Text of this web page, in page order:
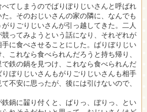
てしまうのでばりぼりじいさんと呼ばれ
。そのおじいさんの家の隣に、なんでも
りごりじいさんが引っ越してきた。二人
ってみようという話になり、それぞれが
に食べさせることにした。ばりぼりじい
これなら食べられんだろうと持ち帰り、
鉄の鍋を見つけ、これなら食べられんだ
ぼりじいさんもがりごりじいさんも相手
不安に思ったが、後には引けないので、
鍋に齧り付くと、ばりっ、ぼりっ、とい